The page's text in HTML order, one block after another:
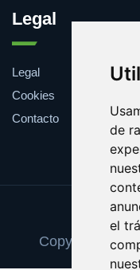
de
el
Legal
Legal
Cookies
Contacto
Copyright ©